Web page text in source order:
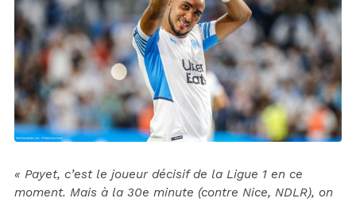
« Payet, c’est le joueur décisif de la Ligue 1 en ce
moment. Mais à la 30e minute (contre Nice, NDLR), on